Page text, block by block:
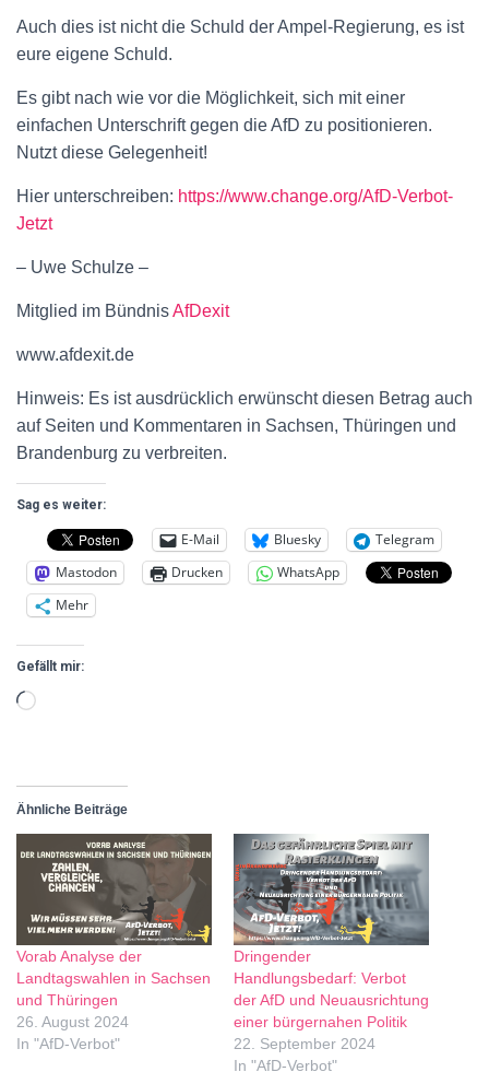
Auch dies ist nicht die Schuld der Ampel-Regierung, es ist
eure eigene Schuld.
Es gibt nach wie vor die Möglichkeit, sich mit einer
einfachen Unterschrift gegen die AfD zu positionieren.
Nutzt diese Gelegenheit!
Hier unterschreiben: https://www.change.org/AfD-Verbot-
Jetzt
– Uwe Schulze –
Mitglied im BündnisAfDexit
www.afdexit.de
Hinweis: Es ist ausdrücklich erwünscht diesen Betrag auch
auf Seiten und Kommentaren in Sachsen, Thüringen und
Brandenburg zu verbreiten.
Sag es weiter:
E-Mail Bluesky
Telegram
Mastodon
Drucken
WhatsApp
Mehr
Gefällt mir:
Ähnliche Beiträge
Vorab Analyse der
Landtagswahlen in Sachsen
und Thüringen
26. August 2024
In "AfD-Verbot"
Dringender
Handlungsbedarf: Verbot
der AfD und Neuausrichtung
einer bürgernahen Politik
22. September 2024
In "AfD-Verbot"